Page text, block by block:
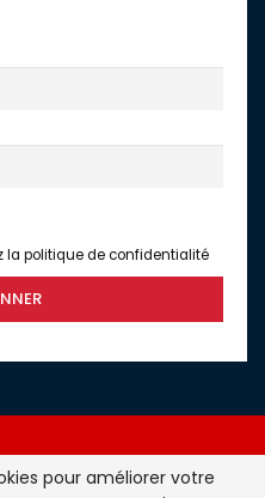
la politique de confidentialité
pour améliorer votre